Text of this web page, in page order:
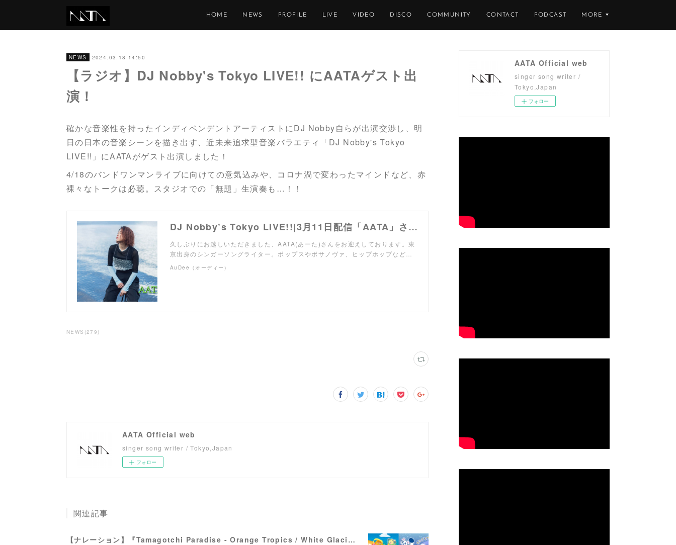
HOME NEWS PROFILE LIVE VIDEO DISCO COMMUNITY CONTACT PODCAST MORE
NEWS 2024.03.18 14:50
【ラジオ】DJ Nobby's Tokyo LIVE!! にAATAゲスト出
演！
確かな音楽性を持ったインディペンデントアーティストにDJ Nobby自らが出演交渉し、明
日の日本の音楽シーンを描き出す、近未来追求型音楽バラエティ「DJ Nobby's Tokyo
LIVE!!」にAATAがゲスト出演しました！
4/18のバンドワンマンライブに向けての意気込みや、コロナ渦で変わったマインドなど、赤
裸々なトークは必聴。スタジオでの「無題」生演奏も…！！
DJ Nobby’s Tokyo LIVE!!|3月11日配信「AATA」さん|AuDee（オーディー）
久しぶりにお越しいただきました、AATA(あーた)さんをお迎えしております。東
京出身のシンガーソングライター。ポップスやボサノヴァ、ヒップホップなど…
AuDee（オーディー）
NEWS (279)
AATA Official web
singer song writer / Tokyo,Japan
フォロー
関連記事
【ナレーション】『Tamagotchi Paradise - Orange Tropics / White Glacier』商品PV／TVCM
AATA Official web
singer song writer /
Tokyo,Japan
フォロー